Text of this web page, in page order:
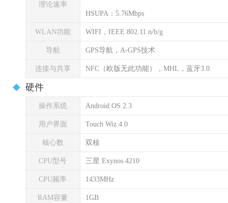
理论速率
HSUPA：5.76Mbps
WLAN功能 WIFI，IEEE 802.11 n/b/g
导航 GPS导航，A-GPS技术
连接与共享 NFC（欧版无此功能），MHL，蓝牙3.0
硬件
操作系统 Android OS 2.3
用户界面 Touch Wiz 4.0
核心数 双核
CPU型号 三星 Exynos 4210
CPU频率 1433MHz
RAM容量 1GB